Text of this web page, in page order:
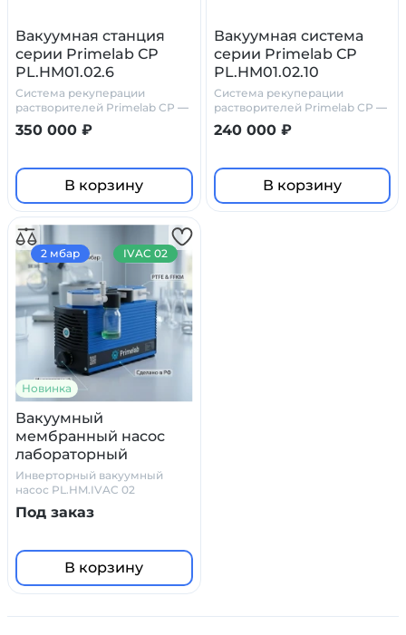
Вакуумная станция
серии Primelab СР
PL.HM01.02.6
Система рекуперации
растворителей Primelab СР —
химически стойкое решение
для лабораторий
350 000 ₽
В корзину
Вакуумная система
серии Primelab СР
PL.HM01.02.10
Система рекуперации
растворителей Primelab СР —
химически стойкое решение
для лабораторий
240 000 ₽
В корзину
Новинка
Вакуумный
мембранный насос
лабораторный
PL.HM.IVAC 02
(инверторный, 2 мбар,
PTFE)
Инверторный вакуумный
насос PL.HM.IVAC 02
Под заказ
В корзину
2 мбар IVAC 02